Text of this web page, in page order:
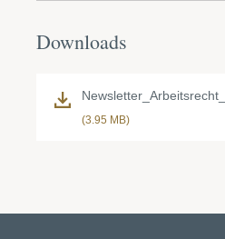
Downloads
(3.95 MB)